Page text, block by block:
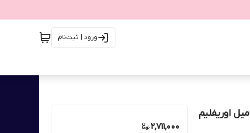
ورود | ثبت‌نام
کرم پودر سرمی ضد پیری جوردانی گلد رنگ بژ 30 میل اوریفلیم
2,711,000